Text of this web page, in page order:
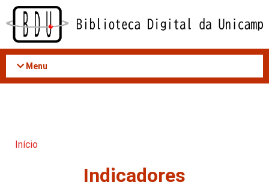
Acessar
conteúdo
Menu
Início
Indicadores